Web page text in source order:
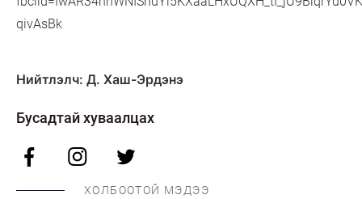
qivAsBk
Нийтлэлч: Д. Хаш-Эрдэнэ
Бусадтай хуваалцах
ХОЛБООТОЙ МЭДЭЭ